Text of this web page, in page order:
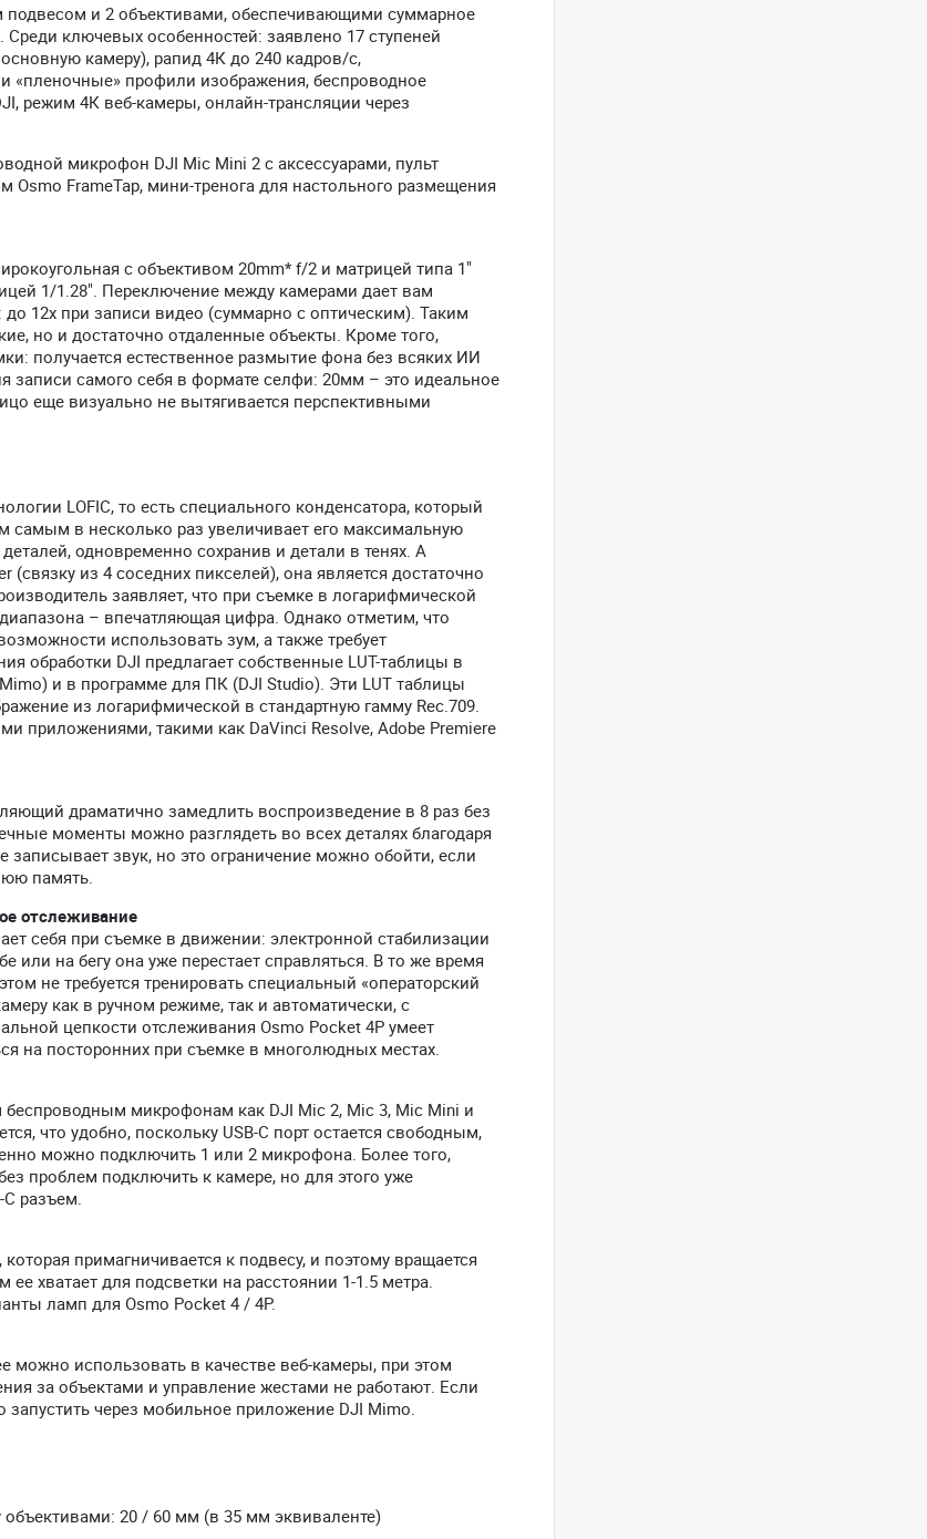
и 2 объективами, обеспечивающими суммарное
ключевых особенностей: заявлено 17 ступеней
камеру), рапид 4К до 240 кадров/с,
«пленочные» профили изображения, беспроводное
режим 4К веб-камеры, онлайн-трансляции через
микрофон DJI Mic Mini 2 с аксессуарами, пульт
FrameTap, мини-тренога для настольного размещения
с объективом 20mm* f/2 и матрицей типа 1"
1/1.28". Переключение между камерами дает вам
12х при записи видео (суммарно с оптическим). Таким
но и достаточно отдаленные объекты. Кроме того,
получается естественное размытие фона без всяких ИИ
записи самого себя в формате селфи: 20мм – это идеальное
еще визуально не вытягивается перспективными
LOFIC, то есть специального конденсатора, который
самым в несколько раз увеличивает его максимальную
одновременно сохранив и детали в тенях. А
(связку из 4 соседних пикселей), она является достаточно
заявляет, что при съемке в логарифмической
– впечатляющая цифра. Однако отметим, что
использовать зум, а также требует
обработки DJI предлагает собственные LUT-таблицы в
и в программе для ПК (DJI Studio). Эти LUT таблицы
из логарифмической в стандартную гамму Rec.709.
приложениями, такими как DaVinci Resolve, Adobe Premiere
драматично замедлить воспроизведение в 8 раз без
моменты можно разглядеть во всех деталях благодаря
звук, но это ограничение можно обойти, если
память.
отслеживание
себя при съемке в движении: электронной стабилизации
или на бегу она уже перестает справляться. В то же время
не требуется тренировать специальный «операторский
как в ручном режиме, так и автоматически, с
цепкости отслеживания Osmo Pocket 4P умеет
на посторонних при съемке в многолюдных местах.
микрофонам как DJI Mic 2, Mic 3, Mic Mini и
что удобно, поскольку USB-C порт остается свободным,
можно подключить 1 или 2 микрофона. Более того,
проблем подключить к камере, но для этого уже
C разъем.
примагничивается к подвесу, и поэтому вращается
хватает для подсветки на расстоянии 1-1.5 метра.
ламп для Osmo Pocket 4 / 4P.
можно использовать в качестве веб-камеры, при этом
за объектами и управление жестами не работают. Если
через мобильное приложение DJI Mimo.
20 / 60 мм (в 35 мм эквиваленте)